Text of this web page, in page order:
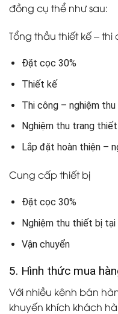
đồng cụ thể như sau:
Tổng thầu thiết kế –
Đặt cọc 30%
Thiết kế
Thi công – nghiệm
Nghiệm thu trang
Lắp đặt hoàn thiện –
Cung cấp thiết bị
Đặt cọc 30%
Nghiệm thu thiết bị tại
Vận chuyển
5. Hình thức mua
Với nhiều kênh bán
khuyến khích khách